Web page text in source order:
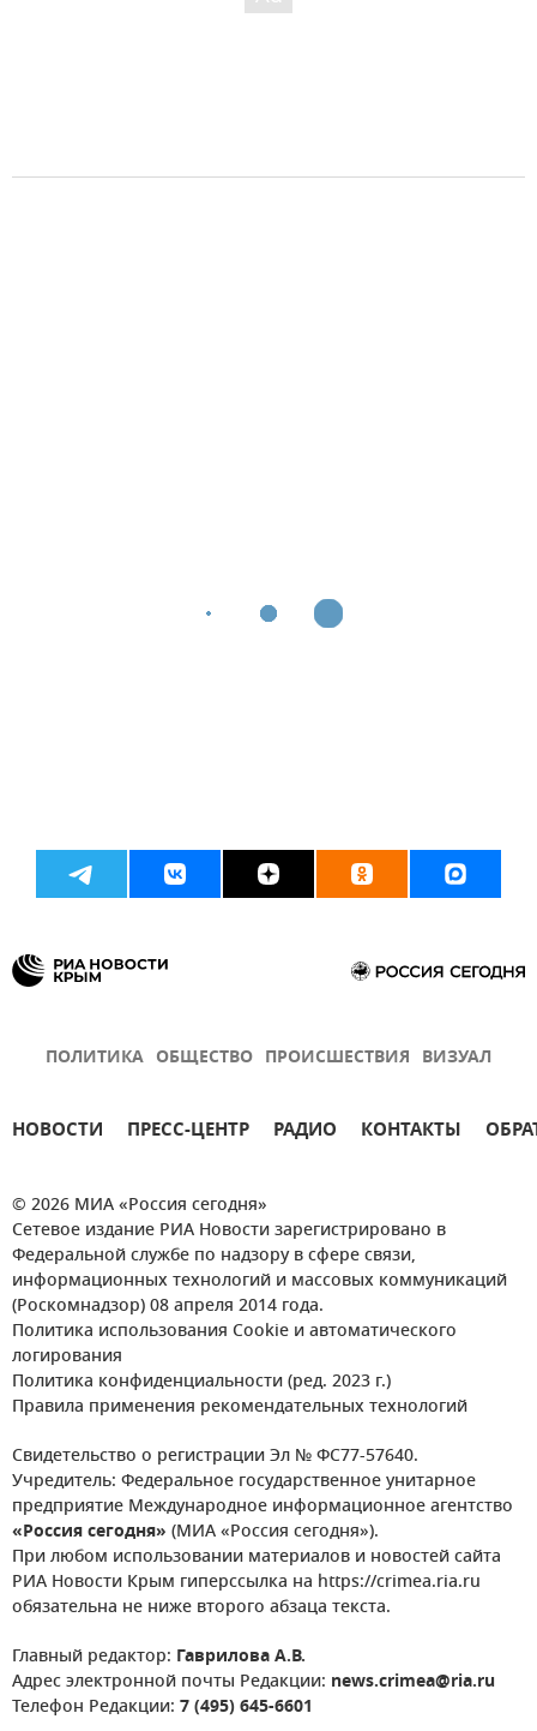
ПОЛИТИКА ОБЩЕСТВО ПРОИСШЕСТВИЯ ВИЗУАЛ
НОВОСТИ ПРЕСС-ЦЕНТР РАДИО КОНТАКТЫ
© 2026 МИА «Россия сегодня»
Сетевое издание РИА Новости зарегистрировано в
Федеральной службе по надзору в сфере связи,
информационных технологий и массовых коммуникаций
(Роскомнадзор) 08 апреля 2014 года.
Политика использования Cookie и автоматического
логирования
Политика конфиденциальности (ред. 2023 г.)
Правила применения рекомендательных технологий
Свидетельство о регистрации Эл № ФС77-57640.
Учредитель: Федеральное государственное унитарное
предприятие Международное информационное агентство
«Россия сегодня» (МИА «Россия сегодня»).
При любом использовании материалов и новостей сайта
РИА Новости Крым гиперссылка на https://crimea.ria.ru
обязательна не ниже второго абзаца текста.
Главный редактор: Гаврилова А.В.
Адрес электронной почты Редакции: news.crimea@ria.ru
Телефон Редакции: 7 (495) 645-6601